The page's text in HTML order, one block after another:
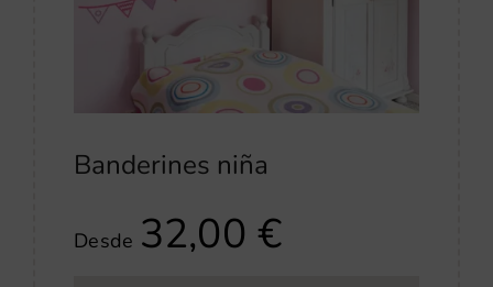
Banderines niña
Desde 32,00€